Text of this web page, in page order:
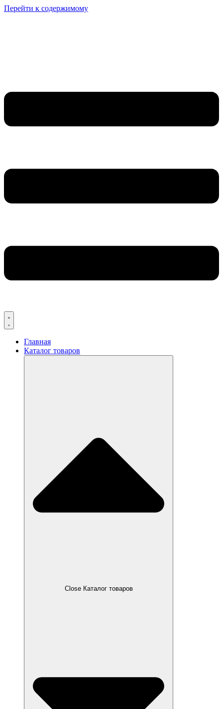
Перейти к содержимому
Главная
Каталог товаров
Close Каталог товаров